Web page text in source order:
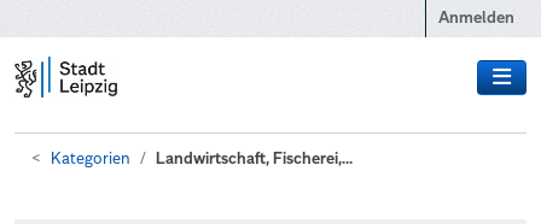
Anmelden
Kategorien Landwirtschaft, Fischerei,...